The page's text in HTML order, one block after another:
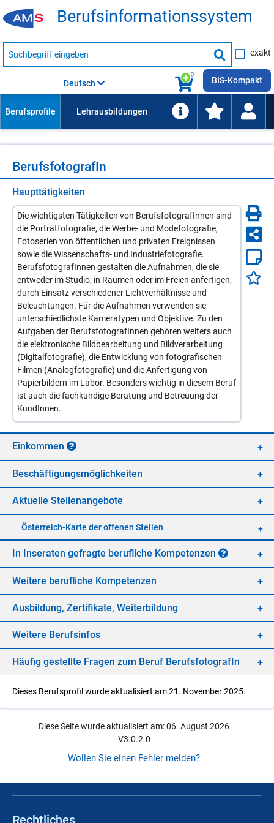
Be­rufs­in­for­ma­ti­ons­sys­tem
Suche
nach
Suche
starten
exakt
0
Deutsch BIS-Kompakt
Be­rufs­fo­to­gra­fIn
Haupttätigkeiten
Die wichtigsten Tätigkeiten von BerufsfotografInnen sind
die Porträtfotografie, die Werbe- und Modefotografie,
Fotoserien von öffentlichen und privaten Ereignissen
sowie die Wissenschafts- und Industriefotografie.
BerufsfotografInnen gestalten die Aufnahmen, die sie
entweder im Studio, in Räumen oder im Freien anfertigen,
durch Einsatz verschiedener Lichtverhältnisse und
Beleuchtungen. Für die Aufnahmen verwenden sie
unterschiedlichste Kameratypen und Objektive. Zu den
Aufgaben der BerufsfotografInnen gehören weiters auch
die elektronische Bildbearbeitung und Bildverarbeitung
(Digitalfotografie), die Entwicklung von fotografischen
Filmen (Analogfotografie) und die Anfertigung von
Papierbildern im Labor. Besonders wichtig in diesem Beruf
ist auch die fachkundige Beratung und Betreuung der
KundInnen.
Ein­kom­men
Be­schäf­ti­gungs­mög­lich­kei­ten
Ak­tu­el­le Stel­len­an­ge­bo­te
Öster­reich-Kar­te der of­fe­nen Stel­len
In In­se­ra­ten ge­frag­te be­ruf­li­che Kom­pe­ten­zen
Wei­te­re be­ruf­li­che Kom­pe­ten­zen
Aus­bil­dung, Zer­ti­fi­ka­te, Wei­ter­bil­dung
Wei­te­re Be­rufs­in­fos
Häu­fig ge­stell­te Fra­gen zum Be­ruf Be­rufs­fo­to­gra­fIn
Dieses Berufsprofil wurde aktualisiert am 21. November 2025.
Diese Seite wurde aktualisiert am: 06. August 2026
V3.0.2.0
Wollen Sie einen Fehler melden?
Rechtliches